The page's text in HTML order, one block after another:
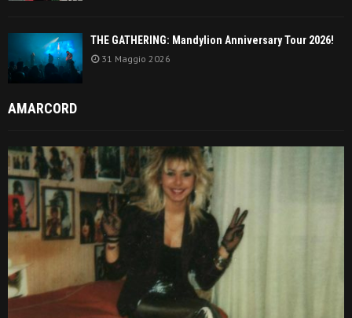
THE GATHERING: Mandylion Anniversary Tour 2026!
31 Maggio 2026
AMARCORD